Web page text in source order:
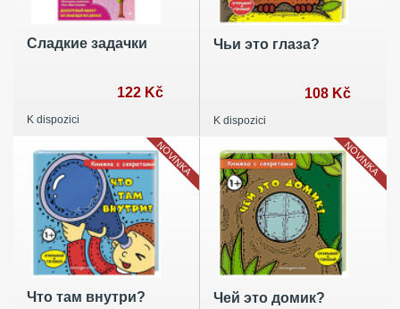
Сладкие задачки
122 Kč
K dispozici
Чьи это глаза?
108 Kč
K dispozici
Что там внутри?
NOVINKA
Чей это домик?
NOVINKA